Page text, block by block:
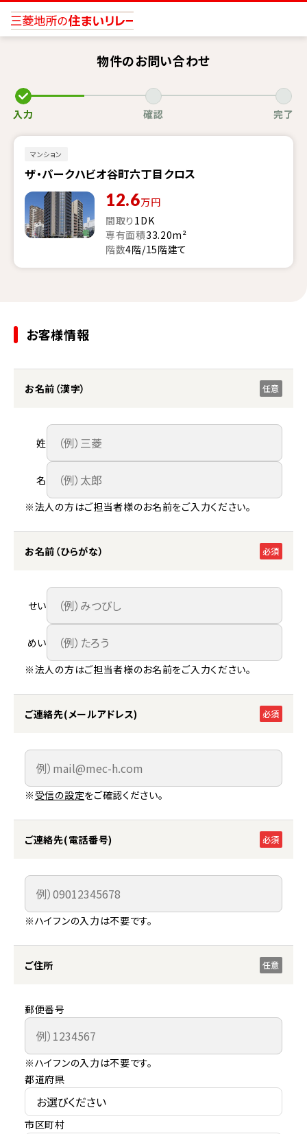
物件のお問い合わせ
入力 確認 完了
マンション
ザ・パークハビオ谷町六丁目クロス
12.6万円
間取り1DK
専有面積33.20m²
階数4階/15階建て
お客様情報
お名前（漢字） 任意
姓
名
※法人の方はご担当者様のお名前をご入力ください。
お名前（ひらがな） 必須
せい
めい
※法人の方はご担当者様のお名前をご入力ください。
ご連絡先(メールアドレス) 必須
※ 受信の設定をご確認ください。
ご連絡先(電話番号) 必須
※ハイフンの入力は不要です。
ご住所 任意
郵便番号
※ハイフンの入力は不要です。
都道府県
市区町村